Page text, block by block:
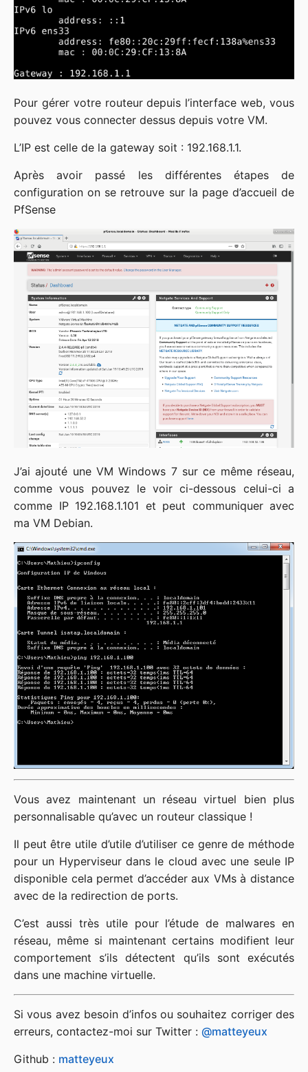
Pour gérer votre routeur depuis l’interface web, vous
pouvez vous connecter dessus depuis votre VM.
L’IP est celle de la gateway soit : 192.168.1.1.
Après avoir passé les différentes étapes de
configuration on se retrouve sur la page d’accueil de
PfSense
J’ai ajouté une VM Windows 7 sur ce même réseau,
comme vous pouvez le voir ci-dessous celui-ci a
comme IP 192.168.1.101 et peut communiquer avec
ma VM Debian.
Vous avez maintenant un réseau virtuel bien plus
personnalisable qu’avec un routeur classique !
Il peut être utile d’utile d’utiliser ce genre de méthode
pour un Hyperviseur dans le cloud avec une seule IP
disponible cela permet d’accéder aux VMs à distance
avec de la redirection de ports.
C’est aussi très utile pour l’étude de malwares en
réseau, même si maintenant certains modifient leur
comportement s’ils détectent qu’ils sont exécutés
dans une machine virtuelle.
Si vous avez besoin d’infos ou souhaitez corriger des
erreurs, contactez-moi sur Twitter : @matteyeux
Github : matteyeux